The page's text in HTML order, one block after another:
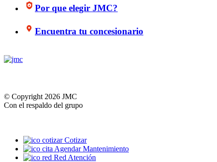
Por que elegir JMC?
Encuentra tu concesionario
© Copyright 2026 JMC
Con el respaldo del grupo
Cotizar
Agendar Mantenimiento
Red Atención